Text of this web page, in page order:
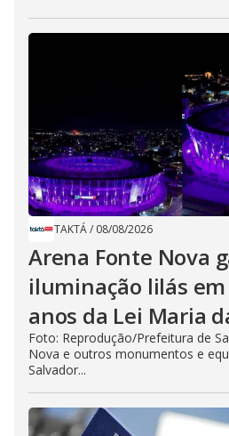
TAKTÁ/ 08/08/2026
Arena Fonte Nova
iluminação lilás em
anos da Lei Maria
Foto: Reprodução/Prefeitura de
Nova e outros monumentos e
Salvador...